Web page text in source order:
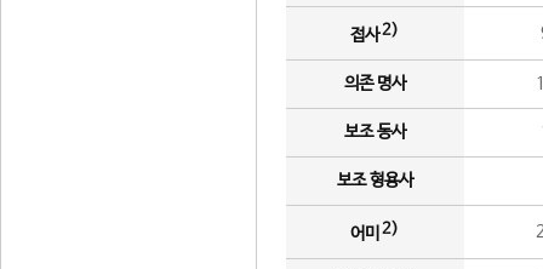
접사2)
의존 명사
보조 동사
보조 형용사
어미 2)